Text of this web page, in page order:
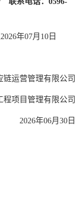
2026年07月 10 日
运营管理有限公司
项目管理有限公司
2026年06月30 日